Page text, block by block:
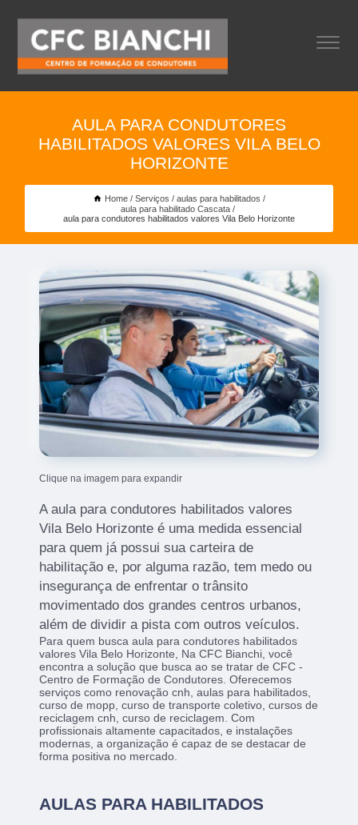
AULA PARA CONDUTORES
HABILITADOS VALORES VILA BELO
HORIZONTE
Home Serviços
aulas para habilitados
aula para habilitado Cascata
aula para condutores habilitados valores Vila Belo Horizonte
Clique na imagem para expandir
A aula para condutores habilitados valores
Vila Belo Horizonte é uma medida essencial
para quem já possui sua carteira de
habilitação e, por alguma razão, tem medo ou
insegurança de enfrentar o trânsito
movimentado dos grandes centros urbanos,
além de dividir a pista com outros veículos.
Para quem busca aula para condutores habilitados
valores Vila Belo Horizonte, Na CFC Bianchi, você
encontra a solução que busca ao se tratar de CFC -
Centro de Formação de Condutores. Oferecemos
serviços como renovação cnh, aulas para habilitados,
curso de mopp, curso de transporte coletivo, cursos de
reciclagem cnh, curso de reciclagem. Com
profissionais altamente capacitados, e instalações
modernas, a organização é capaz de se destacar de
forma positiva no mercado.
AULAS PARA HABILITADOS